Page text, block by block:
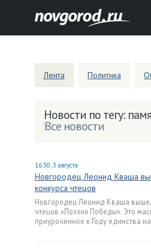
Лента Политика
Новости по тегу:
Все новости
16:30, 3 августа
Новгородец Леонид Кваша
конкурса чтецов
Новгородец Леонид Кваша
чтецов «Поэзия Победы». Это
приуроченное к Году единства